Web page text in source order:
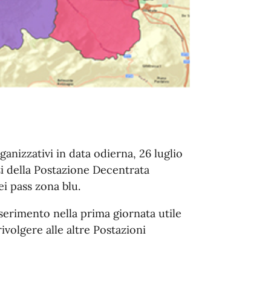
in data odierna, 26 luglio
Postazione Decentrata
pass zona blu.
nella prima giornata utile
alle altre Postazioni